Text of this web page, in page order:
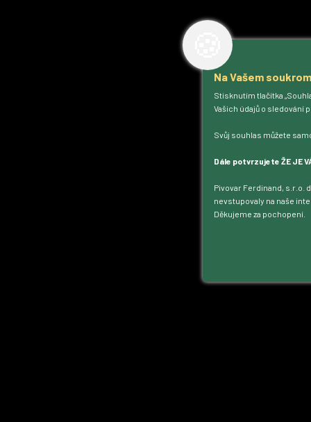
Na Vašem
Stisknutím tlačítka
Vašich údajů o sledování
Svůj souhlas můžete
Dále potvrzujete ŽE JE
Pivovar Ferdinand, s.r.o.
nevstupovaly na naše
Děkujeme za pochopení.